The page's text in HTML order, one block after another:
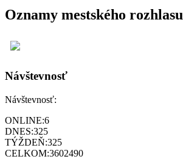
Oznamy mestského rozhlasu
Návštevnosť
Návštevnosť:
ONLINE:6
DNES:325
TÝŽDEŇ:325
CELKOM:3602490